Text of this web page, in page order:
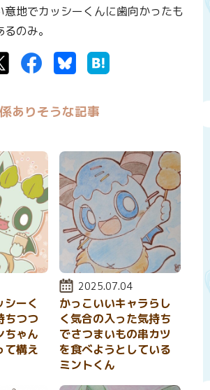
意地でカッシーくんに歯向かったも
のみ。
TwitterFacebookBluesky
ありそうな記事
シーく
ちつつ
ちゃん
て構え
投稿日:
2025.07.04
かっこいいキャラらし
く気合の入った気持ち
でさつまいもの串カツ
を食べようとしている
ミントくん